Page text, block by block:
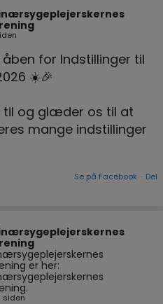
åben for Indstillinger til
☀️🎉
til og glæder os til at
mange indstillinger
Se på Facebook · Del
er her:
siden